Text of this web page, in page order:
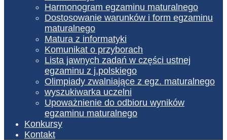
Harmonogram egzaminu maturalnego
Dostosowanie warunków i form egzaminu
maturalnego
Matura z informatyki
Komunikat o przyborach
Lista jawnych zadań w części ustnej
egzaminu z j.polskiego
Olimpiady zwalniające z egz. maturalnego
wyszukiwarka uczelni
Upoważnienie do odbioru wyników
egzaminu maturalnego
Konkursy
Kontakt